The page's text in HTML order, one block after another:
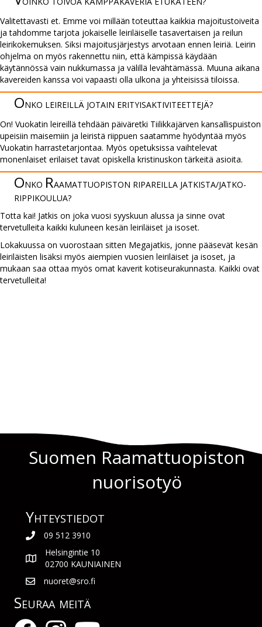
Valitettavasti et. Emme voi millään toteuttaa kaikkia majoitustoiveita
ja tahdomme tarjota jokaiselle leiriläiselle tasavertaisen ja reilun
leirikokemuksen. Siksi majoitusjärjestys arvotaan ennen leiriä. Leirin
ohjelma on myös rakennettu niin, että kämpissä käydään
käytännössä vain nukkumassa ja välillä levähtämässä. Muuna aikana
kavereiden kanssa voi vapaasti olla ulkona ja yhteisissä tiloissa.
ONKO LEIREILLÄ JOTAIN ERI­TYIS­AKTIVI­TEET­TEJÄ?
On! Vuokatin leireillä tehdään päiväretki Tiilikkajärven kansallispuiston
upeisiin maisemiin ja leiristä riippuen saatamme hyödyntää myös
Vuokatin harrastetarjontaa. Myös opetuksissa vaihtelevat
monenlaiset erilaiset tavat opiskella kristinuskon tärkeitä asioita.
ONKO RAA­MATTU­OPIS­TON RIPA­REILLA JAT­KISTA­/­JATKO­
RIPPI­KOU­LUA?
Totta kai! Jatkis on joka vuosi syyskuun alussa ja sinne ovat
tervetulleita kaikki kuluneen kesän leiriläiset ja isoset.
Lokakuussa on vuorostaan sitten Megajatkis, jonne pääsevät kesän
leiriläisten lisäksi myös aiempien vuosien leiriläiset ja isoset, ja
mukaan saa ottaa myös omat kaverit kotiseurakunnasta. Kaikki ovat
tervetulleita!
Suomen Raamattuopiston
nuorisotyö
Yhteys­tiedot
09 512 3910
Helsingintie 10
02700 KAUNIAINEN
nuoret@sro.fi
Seuraa meitä